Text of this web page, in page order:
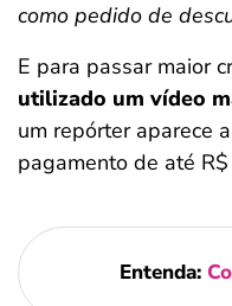
como pedido de
E para passar maior
utilizado um vídeo
um repórter aparece
pagamento de até
Entenda: